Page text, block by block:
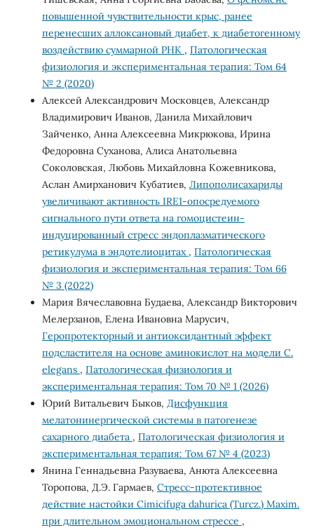
повышенной чувствительности крыс, ранее
перенесших аллоксановый диабет, к диабетогенному
воздействию суммарной РНК , Патологическая
физиология и экспериментальная терапия: Том 64
№ 2 (2020)
Алексей Александрович Московцев, Александр
Владимирович Иванов, Данила Михайлович
Зайченко, Анна Алексеевна Микрюкова, Ирина
Федоровна Суханова, Алиса Анатольевна
Соколовская, Любовь Михайловна Кожевникова,
Аслан Амирханович Кубатиев, Липополисахариды
увеличивают активность IRE1-опосредуемого
сигнального пути ответа на гомоцистеин-
индуцированный стресс эндоплазматического
ретикулума в эндотелиоцитах , Патологическая
физиология и экспериментальная терапия: Том 66
№ 3 (2022)
Мария Вячеславовна Будаева, Александр Викторович
Мелерзанов, Елена Ивановна Марусич,
Геропротекторный и антиоксидантный эффект
подсластителя на основе аминокислот на модели C.
elegans , Патологическая физиология и
экспериментальная терапия: Том 70 № 1 (2026)
Юрий Витальевич Быков, Дисфункция
мелатонинергической системы в патогенезе
сахарного диабета , Патологическая физиология и
экспериментальная терапия: Том 67 № 4 (2023)
Янина Геннадьевна Разуваева, Анюта Алексеевна
Торопова, Д.Э. Гармаев, Стресс-протективное
действие настойки Сimicifuga dahurica (Turcz.) Maxim.
при длительном эмоциональном стрессе ,